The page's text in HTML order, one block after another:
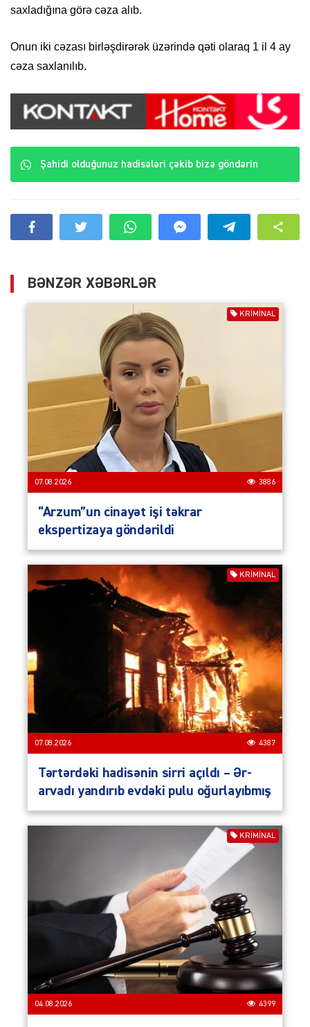
saxladığına görə cəza alıb.
Onun iki cəzası birləşdirərək üzərində qəti olaraq 1 il 4 ay
cəza saxlanılıb.
Şahidi olduğunuz hadisələri çəkib bizə göndərin
BƏNZƏR XƏBƏRLƏR
KRIMINAL
07.08.2026 3886
“Arzum”un cinayət işi təkrar
ekspertizaya göndərildi
KRIMINAL
07.08.2026 4387
Tərtərdəki hadisənin sirri açıldı – Ər-
arvadı yandırıb evdəki pulu oğurlayıbmış
KRIMINAL
04.08.2026 4399